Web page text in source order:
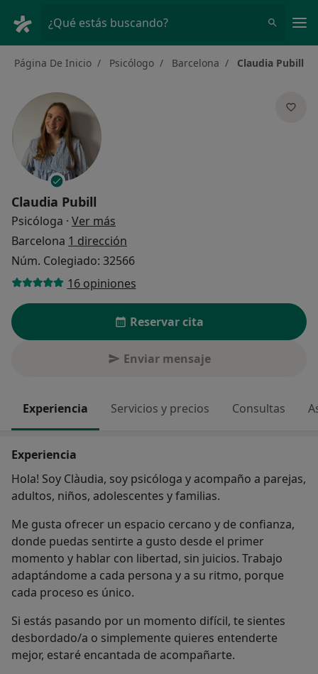
¿Qué estás buscando?
Página De Inicio Psicólogo Barcelona Claudia Pubill
Claudia Pubill
Psicóloga · Ver más
Barcelona 1 dirección
Núm. Colegiado: 32566
16 opiniones
Reservar cita
Enviar mensaje
Experiencia Servicios y precios Consultas
Experiencia
Hola! Soy Clàudia, soy psicóloga y acompaño a parejas,
adultos, niños, adolescentes y familias.
Me gusta ofrecer un espacio cercano y de confianza,
donde puedas sentirte a gusto desde el primer
momento y hablar con libertad, sin juicios. Trabajo
adaptándome a cada persona y a su ritmo, porque
cada proceso es único.
Si estás pasando por un momento difícil, te sientes
desbordado/a o simplemente quieres entenderte
mejor, estaré encantada de acompañarte.